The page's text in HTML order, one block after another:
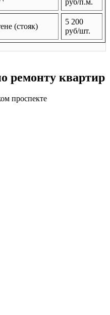
(стояк)
5 200
руб/шт.
ремонту квартир
проспекте